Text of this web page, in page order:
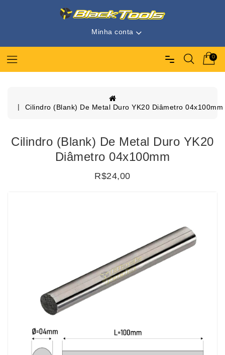
Minha conta
0
Cilindro (Blank) De Metal Duro YK20 Diâmetro 04x100mm
Cilindro (Blank) De Metal Duro YK20
Diâmetro 04x100mm
R$24,00